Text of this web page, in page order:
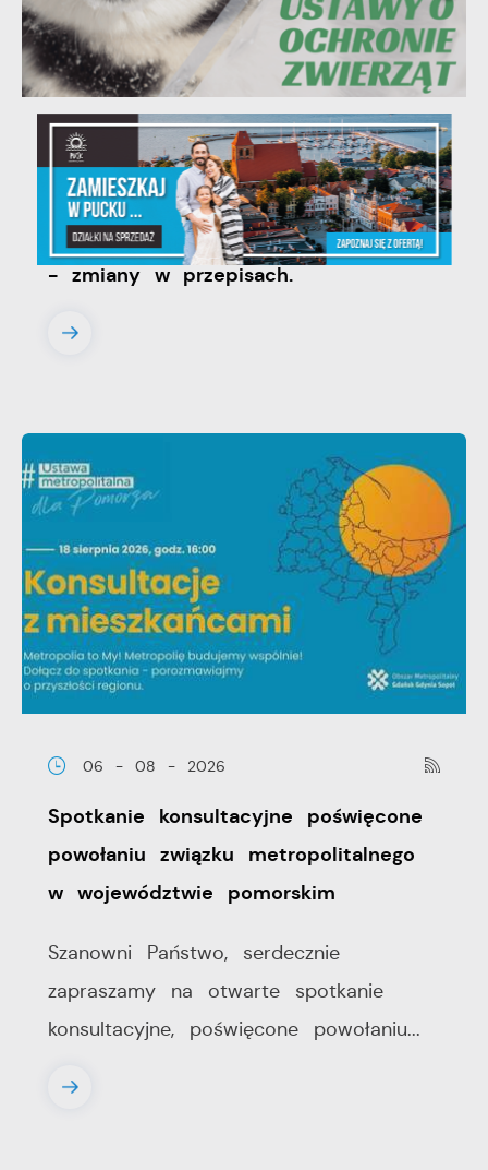
06 - 08 - 2026
Ustawa dotycząca ochrony zwięrząt
w zakresie utrzymania psów i kotów
- zmiany w przepisach.
06 - 08 - 2026
Spotkanie konsultacyjne poświęcone
powołaniu związku metropolitalnego
w województwie pomorskim
Szanowni Państwo, serdecznie
zapraszamy na otwarte spotkanie
konsultacyjne, poświęcone powołaniu...